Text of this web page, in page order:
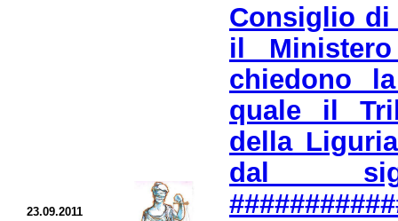
23.09.2011
Consiglio di
il
chiedono
quale il
della
dal